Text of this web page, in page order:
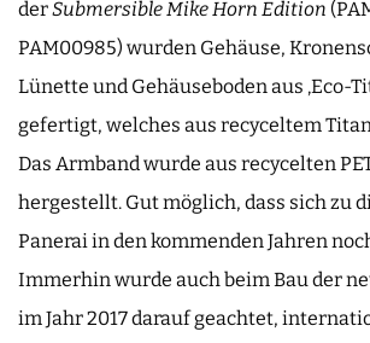
derSubmersible Mike Horn Edition
PAM00985) wurden Gehäuse,
Lünette und Gehäuseboden aus ‚Eco-
gefertigt, welches aus recyceltem
Das Armband wurde aus recycelten
hergestellt. Gut möglich, dass sich zu
Panerai in den kommenden Jahren
Immerhin wurde auch beim Bau der
im Jahr 2017 darauf geachtet,